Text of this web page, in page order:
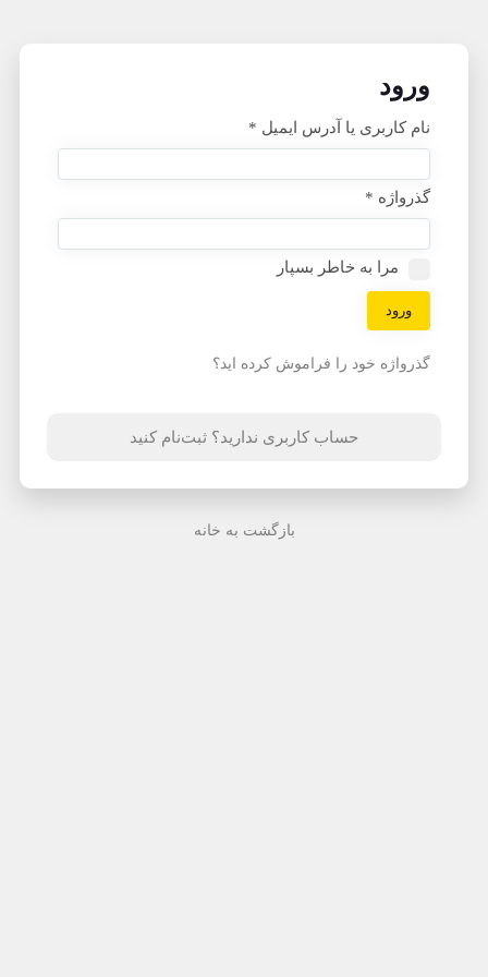
ورود
نام کاربری یا آدرس ایمیل *
گذرواژه *
مرا به خاطر بسپار
ورود
گذرواژه خود را فراموش کرده اید؟
حساب کاربری ندارید؟ ثبت‌نام کنید
بازگشت به خانه